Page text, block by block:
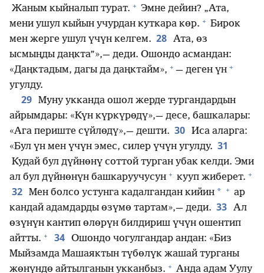
Жаным кыйналып турат. + Эмне дейин? „Ата,
мени ушул кыйын учурдан куткара көр. + Бирок
мен жерге ушул үчүн келгем. 28 Ата, өз
ысмыңды даңкта”»,— деди. Ошондо асмандан:
«Даңктадым, дагы да даңктайм», + — деген үн +
угулду.
29 Муну укканда ошол жерде тургандардын
айрымдары: «Күн күркүрөдү»,— десе, башкалары:
«Ага периште сүйлөдү»,— дешти. 30 Иса аларга:
«Бул үн мен үчүн эмес, силер үчүн угулду. 31
Кудай бул дүйнөнү соттой турган убак келди. Эми
ал бул дүйнөнүн башкаруучусун + кууп жиберет. +
32 Мен болсо устунга кадалгандан кийин * + ар
кандай адамдарды өзүмө тартам»,— деди. 33 Ал
өзүнүн кантип өлөрүн билдириш үчүн ошентип
айтты. + 34 Ошондо чогулгандар андан: «Биз
Мыйзамда Машаяктын түбөлүк жашай турганы
жөнүндө айтылганын укканбыз. + Анда адам Уулу